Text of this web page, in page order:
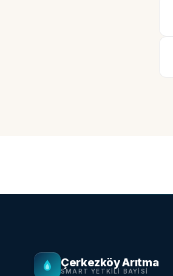
Çerkezköy Arıtma
SMART YETKILI BAYISI